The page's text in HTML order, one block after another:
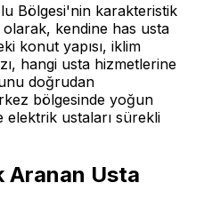
Bölgesi'nin karakteristik
kendine has usta
konut yapısı, iklim
hangi usta hizmetlerine
doğrudan
bölgesinde yoğun
elektrik ustaları sürekli
Aranan Usta